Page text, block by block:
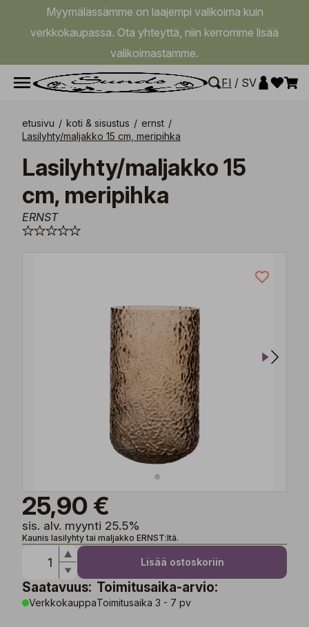
Myymälässämme on laajempi valikoima kuin
verkkokaupassa. Ota yhteyttä, niin kerromme lisää
valikoimastamme.
FI / SV
etusivu / koti & sisustus / ernst /
Lasilyhty/maljakko 15 cm, meripihka
Lasilyhty/maljakko 15
cm, meripihka
ERNST
25,90 €
sis. alv. myynti 25.5%
Kaunis lasilyhty tai maljakko ERNST:ltä.
Lisää ostoskoriin
Saatavuus:
Verkkokauppa
Toimitusaika-arvio:
Toimitusaika 3 - 7 pv